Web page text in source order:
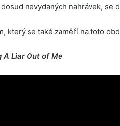
nevydaných nahrávek, se
který se také zaměří na toto
A Liar Out of Me